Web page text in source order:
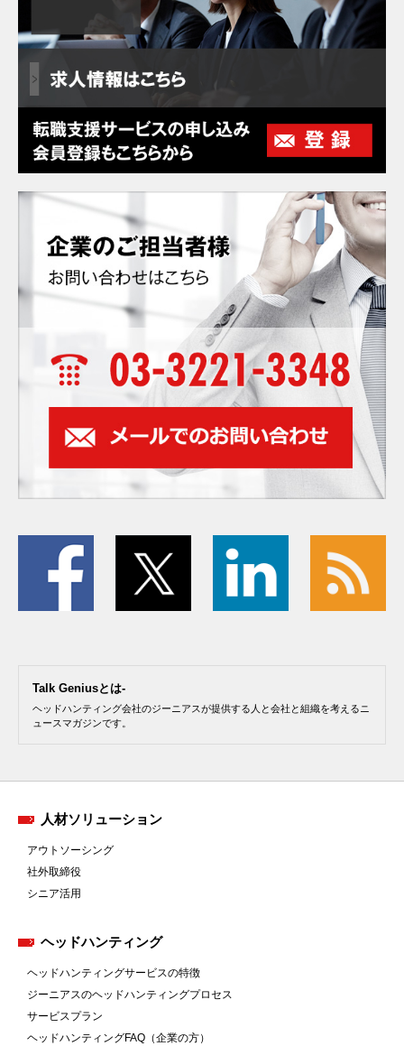
Talk Geniusとは-
ヘッドハンティング会社のジーニアスが提供する人と会社と組織を考えるニ
ュースマガジンです。
人材ソリューション
アウトソーシング
社外取締役
シニア活用
ヘッドハンティング
ヘッドハンティングサービスの特徴
ジーニアスのヘッドハンティングプロセス
サービスプラン
ヘッドハンティングFAQ（企業の方）